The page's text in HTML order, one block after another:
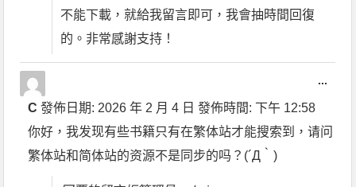
不能下載，就給我留言即可，我會抽時間回復
的。非常感謝支持！
C發佈日期: 2026 年 2 月 4 日 發佈時間: 下午 12:58
你好，我发现有些书籍只有在繁体站才能搜索到，请问
繁体站和简体站的资源不是同步的吗？(´Д｀)
...